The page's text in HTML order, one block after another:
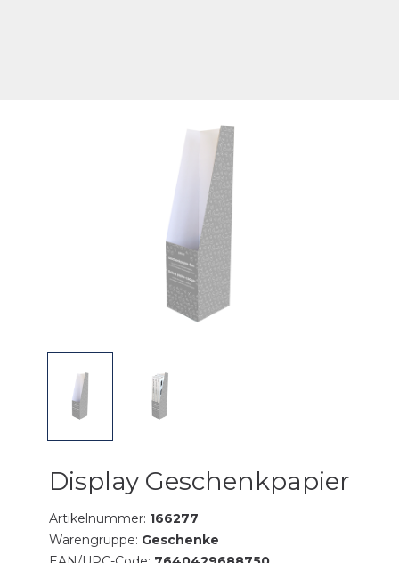
Display Geschenkpapier
Artikelnummer: 166277
Warengruppe: Geschenke